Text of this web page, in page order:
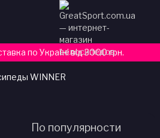
по Україні від 3000 грн.
WINNER
По популярности